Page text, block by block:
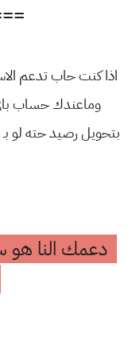
اذا كنت حاب تدعم
وماعندك حساب
دعمك النا هو